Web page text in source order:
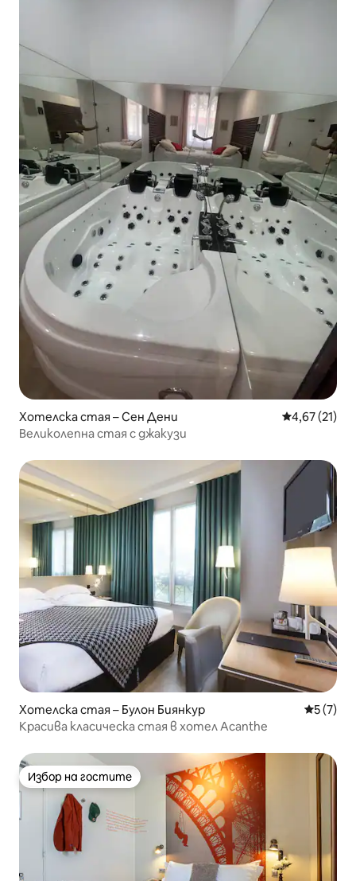
Хотелска стая – Сен Дени Средна
4,67 (21)
Великолепна стая с джакузи
Хотелска стая – Булон Биянкур Средна
5 (7)
Красива класическа стая в хотел Acanthe
Избор на гостите
Избор на гостите